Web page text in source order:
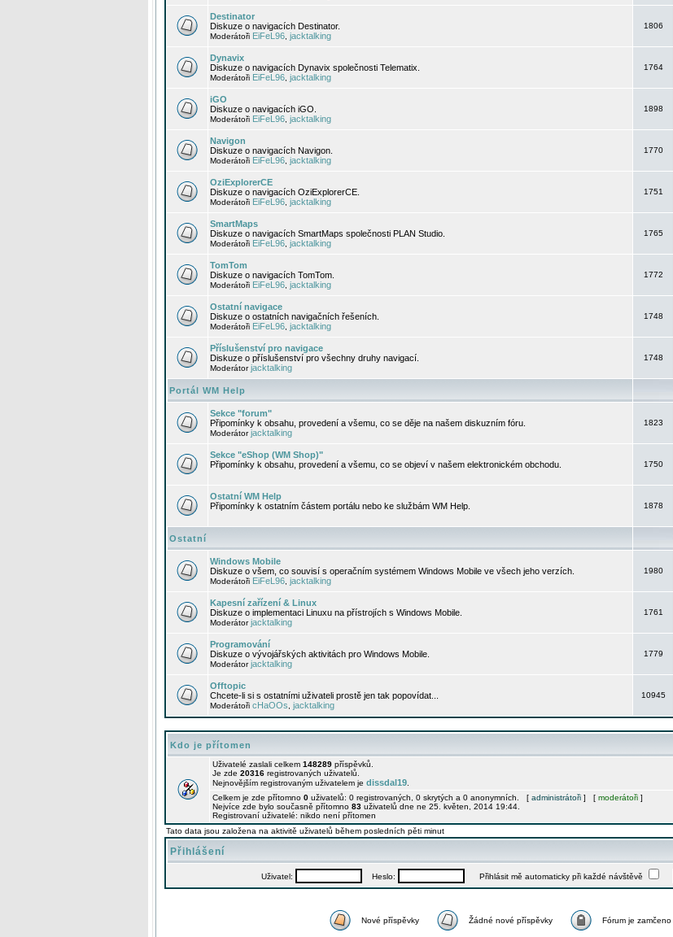
Destinator
Diskuze o navigacích Destinator.
Moderátoři EiFeL96 jacktalking
1806
Dynavix
Diskuze o navigacích Dynavix společnosti Telematix.
Moderátoři EiFeL96 jacktalking
1764
iGO
Diskuze o navigacích iGO.
Moderátoři EiFeL96 jacktalking
1898
Navigon
Diskuze o navigacích Navigon.
Moderátoři EiFeL96 jacktalking
1770
OziExplorerCE
Diskuze o navigacích OziExplorerCE.
Moderátoři EiFeL96 jacktalking
1751
SmartMaps
Diskuze o navigacích SmartMaps společnosti PLAN Studio.
Moderátoři EiFeL96 jacktalking
1765
TomTom
Diskuze o navigacích TomTom.
Moderátoři EiFeL96 jacktalking
1772
Ostatní navigace
Diskuze o ostatních navigačních řešeních.
Moderátoři EiFeL96 jacktalking
1748
Příslušenství pro navigace
Diskuze o příslušenství pro všechny druhy navigací.
Moderátorjacktalking
1748
Portál WM Help
Sekce "forum"
Připomínky k obsahu, provedení a všemu, co se děje na našem diskuzním fóru.
Moderátorjacktalking
1823
Sekce "eShop (WM Shop)"
Připomínky k obsahu, provedení a všemu, co se objeví v našem elektronickém obchodu.
1750
Ostatní WM Help
Připomínky k ostatním částem portálu nebo ke službám WM Help.
1878
Ostatní
Windows Mobile
Diskuze o všem, co souvisí s operačním systémem Windows Mobile ve všech jeho verzích.
Moderátoři EiFeL96 jacktalking
1980
Kapesní zařízení & Linux
Diskuze o implementaci Linuxu na přístrojích s Windows Mobile.
Moderátorjacktalking
1761
Programování
Diskuze o vývojářských aktivitách pro Windows Mobile.
Moderátorjacktalking
1779
Offtopic
Chcete-li si s ostatními uživateli prostě jen tak popovídat...
Moderátoři cHaOOs jacktalking
10945
Kdo je přítomen
Uživatelé zaslali celkem 148289 příspěvků.
Je zde 20316 registrovaných uživatelů.
Nejnovějším registrovaným uživatelem je dissdal19
Celkem je zde přítomno 0 uživatelů: 0 registrovaných, 0 skrytých a 0 anonymních. [ administrátoři ] [ moderátoři ]
Nejvíce zde bylo současně přítomno 83 uživatelů dne ne 25. květen, 2014 19:44.
Registrovaní uživatelé: nikdo není přítomen
Tato data jsou založena na aktivitě uživatelů během posledních pěti minut
Přihlášení
Uživatel: Heslo: Přihlásit mě automaticky při každé návštěvě
Nové příspěvky Žádné nové příspěvky Fórum je zamčeno